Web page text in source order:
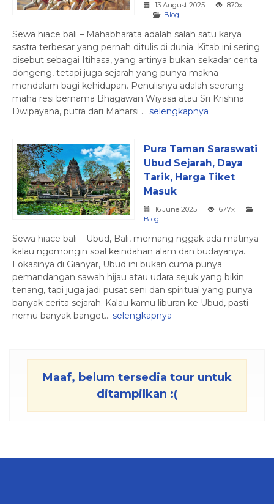
13 August 2025
870x
Blog
Sewa hiace bali – Mahabharata adalah salah satu karya
sastra terbesar yang pernah ditulis di dunia. Kitab ini sering
disebut sebagai Itihasa, yang artinya bukan sekadar cerita
dongeng, tetapi juga sejarah yang punya makna
mendalam bagi kehidupan. Penulisnya adalah seorang
maha resi bernama Bhagawan Wiyasa atau Sri Krishna
Dwipayana, putra dari Maharsi ... selengkapnya
Pura Taman Saraswati
Ubud Sejarah, Daya
Tarik, Harga Tiket
Masuk
16 June 2025
677x
Blog
Sewa hiace bali – Ubud, Bali, memang nggak ada matinya
kalau ngomongin soal keindahan alam dan budayanya.
Lokasinya di Gianyar, Ubud ini bukan cuma punya
pemandangan sawah hijau atau udara sejuk yang bikin
tenang, tapi juga jadi pusat seni dan spiritual yang punya
banyak cerita sejarah. Kalau kamu liburan ke Ubud, pasti
nemu banyak banget... selengkapnya
Maaf, belum tersedia tour untuk
ditampilkan :(